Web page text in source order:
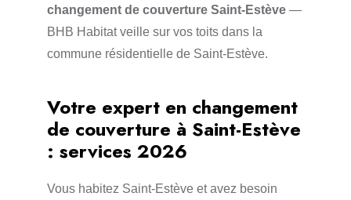
changement de couverture Saint-Estève —
BHB Habitat veille sur vos toits dans la
commune résidentielle de Saint-Estève.
Votre expert en changement
de couverture à Saint-Estève
: services 2026
Vous habitez Saint-Estève et avez besoin